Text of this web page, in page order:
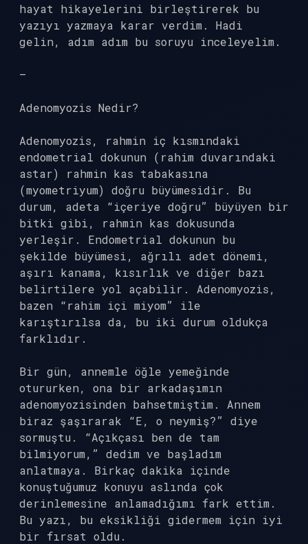
hayat hikayelerini birleştirerek bu
yazıyı yazmaya karar verdim. Hadi
gelin, adım adım bu soruyu inceleyelim.
—
Adenomyozis Nedir?
Adenomyozis, rahmin iç kısmındaki
endometrial dokunun (rahim duvarındaki
astar) rahmin kas tabakasına
(myometriyum) doğru büyümesidir. Bu
durum, adeta “içeriye doğru” büyüyen bir
bitki gibi, rahmin kas dokusunda
yerleşir. Endometrial dokunun bu
şekilde büyümesi, ağrılı adet dönemi,
aşırı kanama, kısırlık ve diğer bazı
belirtilere yol açabilir. Adenomyozis,
bazen “rahim içi miyom” ile
karıştırılsa da, bu iki durum oldukça
farklıdır.
Bir gün, annemle öğle yemeğinde
otururken, ona bir arkadaşımın
adenomyozisinden bahsetmiştim. Annem
biraz şaşırarak “E, o neymiş?” diye
sormuştu. “Açıkçası ben de tam
bilmiyorum,” dedim ve başladım
anlatmaya. Birkaç dakika içinde
konuştuğumuz konuyu aslında çok
derinlemesine anlamadığımı fark ettim.
Bu yazı, bu eksikliği gidermem için iyi
bir fırsat oldu.